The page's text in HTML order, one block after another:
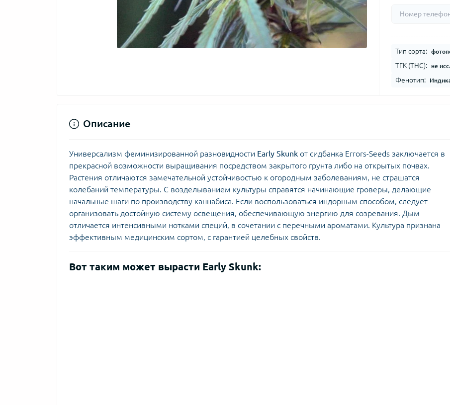
Тип сорта:
ТГК (THC): не
Фенотип:
Описание
Универсализм феминизированной разновидности Early Skunk от сидбанка Errors-Seeds заключается в
прекрасной возможности выращивания посредством закрытого грунта либо на открытых почвах.
Растения отличаются замечательной устойчивостью к огородным заболеваниям, не страшатся
колебаний температуры. С возделыванием культуры справятся начинающие гроверы, делающие
начальные шаги по производству каннабиса. Если воспользоваться индорным способом, следует
организовать достойную систему освещения, обеспечивающую энергию для созревания. Дым
отличается интенсивными нотками специй, в сочетании с перечными ароматами. Культура признана
эффективным медицинским сортом, с гарантией целебных свойств.
Вот таким может вырасти Early Skunk: